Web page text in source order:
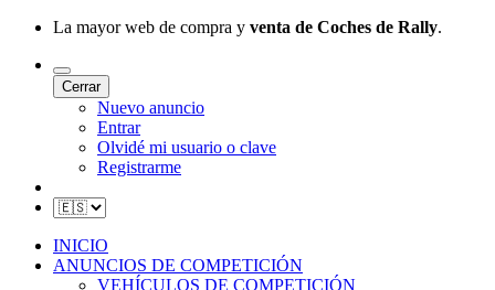
La mayor web de compra y venta de Coches de Rally.
Cerrar
Nuevo anuncio
Entrar
Olvidé mi usuario o clave
Registrarme
INICIO
ANUNCIOS DE COMPETICIÓN
VEHÍCULOS DE COMPETICIÓN